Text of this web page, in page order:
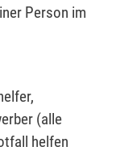
Person im
(alle
helfen